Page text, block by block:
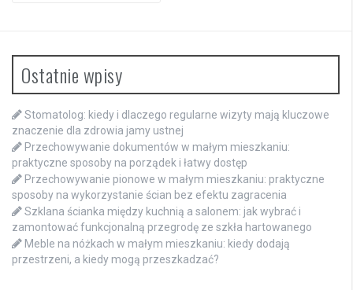
Ostatnie wpisy
Stomatolog: kiedy i dlaczego regularne wizyty mają kluczowe
znaczenie dla zdrowia jamy ustnej
Przechowywanie dokumentów w małym mieszkaniu:
praktyczne sposoby na porządek i łatwy dostęp
Przechowywanie pionowe w małym mieszkaniu: praktyczne
sposoby na wykorzystanie ścian bez efektu zagracenia
Szklana ścianka między kuchnią a salonem: jak wybrać i
zamontować funkcjonalną przegrodę ze szkła hartowanego
Meble na nóżkach w małym mieszkaniu: kiedy dodają
przestrzeni, a kiedy mogą przeszkadzać?